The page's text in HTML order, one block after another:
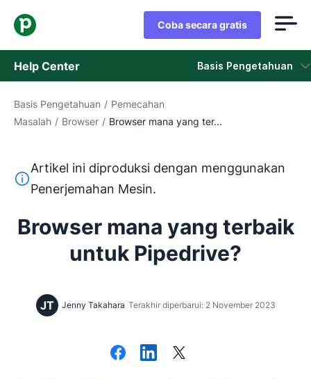
Coba secara gratis
Help Center Basis Pengetahuan
Basis Pengetahuan
Hubungi Staf Dukungan
Basis Pengetahuan / Pemecahan
Masalah / Browser / Browser mana yang ter...
Teks ini diterjemahkan dari bahasa Inggris dengan
Artikel ini diproduksi dengan menggunakan
Penerjemahan Mesin.
Browser mana yang terbaik
untuk Pipedrive?
JT Jenny Takahara Terakhir diperbarui: 2 November 2023